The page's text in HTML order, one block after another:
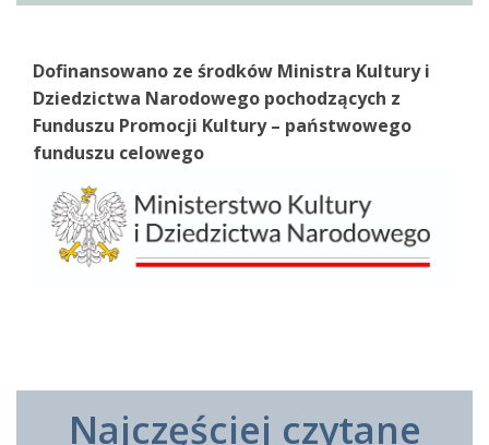
Dofinansowano ze środków Ministra Kultury i
Dziedzictwa Narodowego pochodzących z
Funduszu Promocji Kultury – państwowego
funduszu celowego
Najczęściej czytane